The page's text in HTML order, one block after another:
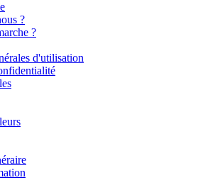
?
?
d'utilisation